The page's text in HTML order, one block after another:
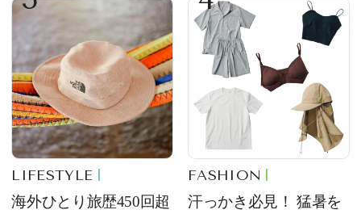
け！ 良品ハンター】
LIFESTYLE
海外ひとり旅歴450回超
FASHION
汗っかき必見！ 猛暑を